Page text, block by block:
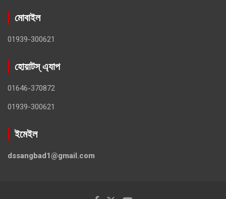
মোবাইল
01939-300621
হোয়াটস্ এ্যাপ
01646-370872
01939-300621
ইমেইল
dssangbad1@gmail.com